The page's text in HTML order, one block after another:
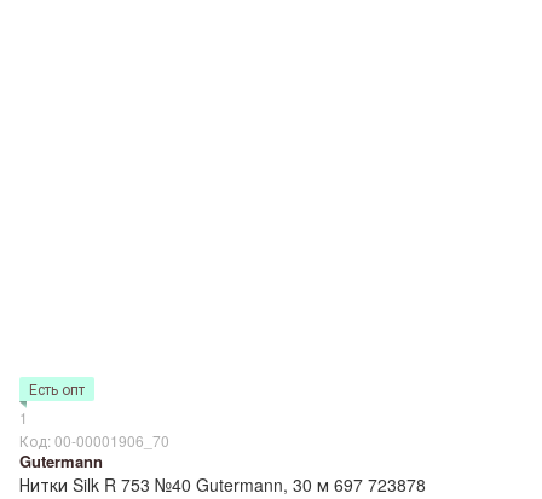
Есть опт
1
Код: 00-00001906_70
Gutermann
Нитки Silk R 753 №40 Gutermann, 30 м 697 723878